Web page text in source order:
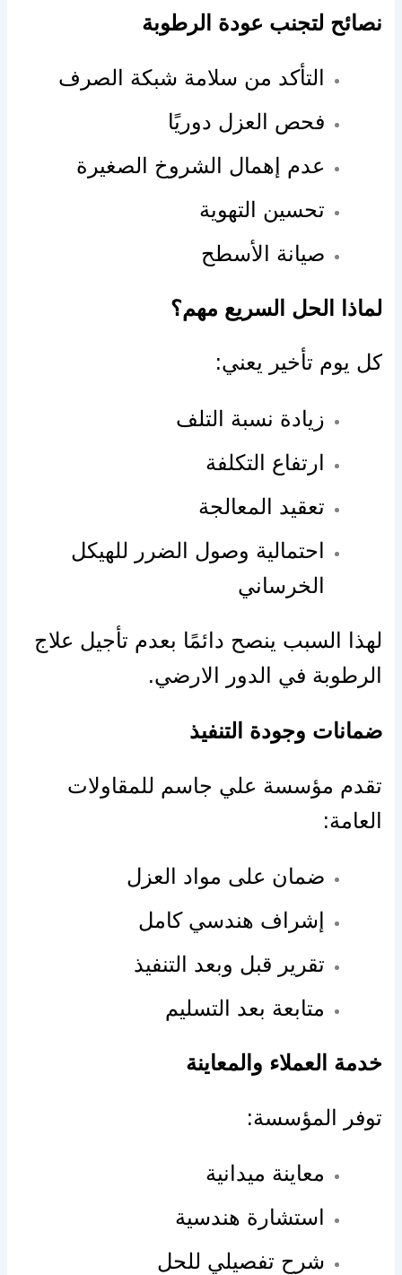
نصائح لتجنب عودة الرطوبة
التأكد من سلامة شبكة الصرف
فحص العزل دوريًا
عدم إهمال الشروخ الصغيرة
تحسين التهوية
صيانة الأسطح
لماذا الحل السريع مهم؟
كل يوم تأخير يعني:
زيادة نسبة التلف
ارتفاع التكلفة
تعقيد المعالجة
احتمالية وصول الضرر للهيكل
الخرساني
لهذا السبب ينصح دائمًا بعدم تأجيل علاج
الرطوبة في الدور الارضي.
ضمانات وجودة التنفيذ
تقدم مؤسسة علي جاسم للمقاولات
العامة:
ضمان على مواد العزل
إشراف هندسي كامل
تقرير قبل وبعد التنفيذ
متابعة بعد التسليم
خدمة العملاء والمعاينة
توفر المؤسسة:
معاينة ميدانية
استشارة هندسية
شرح تفصيلي للحل